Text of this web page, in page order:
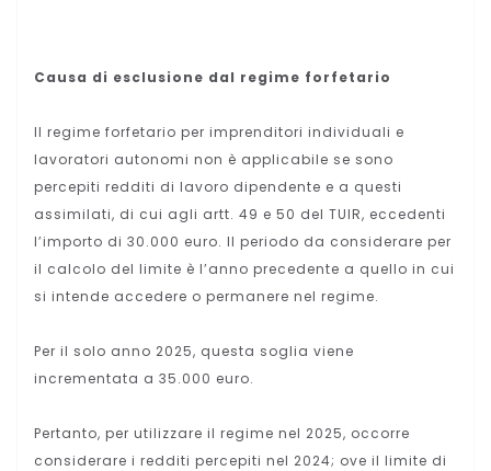
Causa di esclusione dal regime forfetario
Il regime forfetario per imprenditori individuali e
lavoratori autonomi non è applicabile se sono
percepiti redditi di lavoro dipendente e a questi
assimilati, di cui agli artt. 49 e 50 del TUIR, eccedenti
l’importo di 30.000 euro. Il periodo da considerare per
il calcolo del limite è l’anno precedente a quello in cui
si intende accedere o permanere nel regime.
Per il solo anno 2025, questa soglia viene
incrementata a 35.000 euro.
Pertanto, per utilizzare il regime nel 2025, occorre
considerare i redditi percepiti nel 2024; ove il limite di